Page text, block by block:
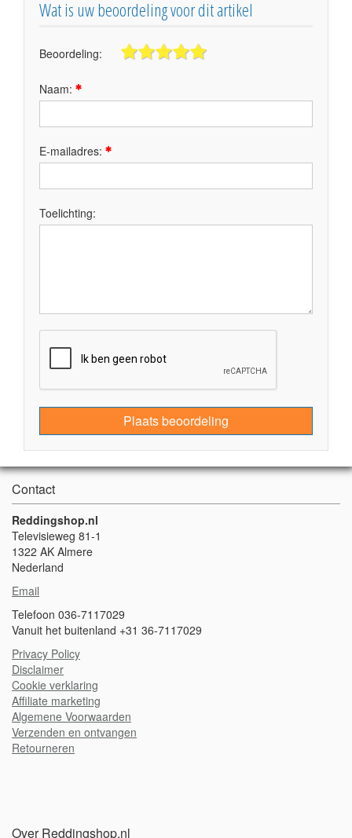
Wat is uw beoordeling voor dit artikel
Beoordeling:
Naam:
E-mailadres:
Toelichting:
Plaats beoordeling
Contact
Reddingshop.nl
Televisieweg 81-1
1322 AK Almere
Nederland
Email
Telefoon 036-7117029
Vanuit het buitenland +31 36-7117029
Privacy Policy
Disclaimer
Cookie verklaring
Affiliate marketing
Algemene Voorwaarden
Verzenden en ontvangen
Retourneren
Over Reddingshop.nl